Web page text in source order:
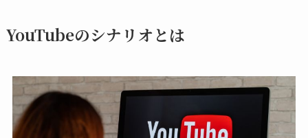
YouTubeのシナリオとは